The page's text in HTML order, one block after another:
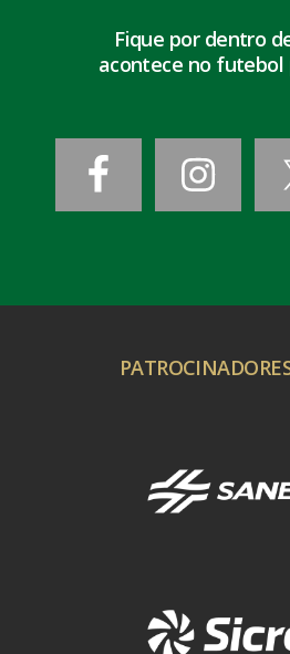
Fique por dentro
acontece no futebol